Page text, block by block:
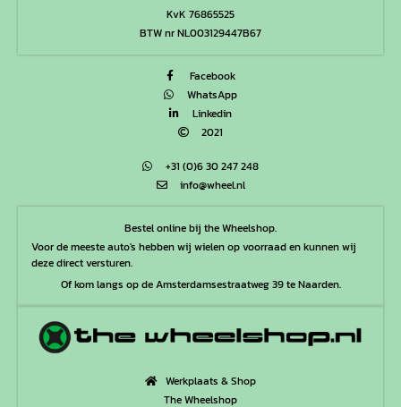
KvK 76865525
BTW nr NL003129447B67
Facebook
WhatsApp
Linkedin
2021
+31 (0)6 30 247 248
info@wheel.nl
Bestel online bij the Wheelshop.
Voor de meeste auto's hebben wij wielen op voorraad en kunnen wij
deze direct versturen.
Of kom langs op de Amsterdamsestraatweg 39 te Naarden.
Werkplaats & Shop
The Wheelshop